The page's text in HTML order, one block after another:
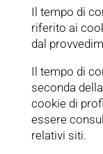
Il tempo di
riferito ai
dal
Il tempo di
seconda
cookie di
essere
relativi siti.